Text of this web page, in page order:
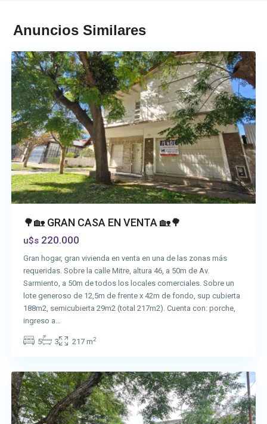
Anuncios Similares
San
🌳🏡 GRAN CASA EN VENTA 🏡🌳
u$s220.000
Gran hogar, gran vivienda en venta en una de las zonas más
requeridas. Sobre la calle Mitre, altura 46, a 50m de Av.
Sarmiento, a 50m de todos los locales comerciales. Sobre un
lote generoso de 12,5m de frente x 42m de fondo, sup cubierta
188m2, semicubierta 29m2 (total 217m2). Cuenta con: porche,
ingreso a…
5 3 217 m2
San